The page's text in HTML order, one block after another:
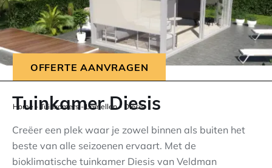
Particulier
Zakelijk
Projecten
OFFERTE AANVRAGEN
Home - Tuinkamers - Lamellen- Diesis
Tuinkamer Diesis
Creëer een plek waar je zowel binnen als buiten het
beste van alle seizoenen ervaart. Met de
bioklimatische tuinkamer Diesis van Veldman